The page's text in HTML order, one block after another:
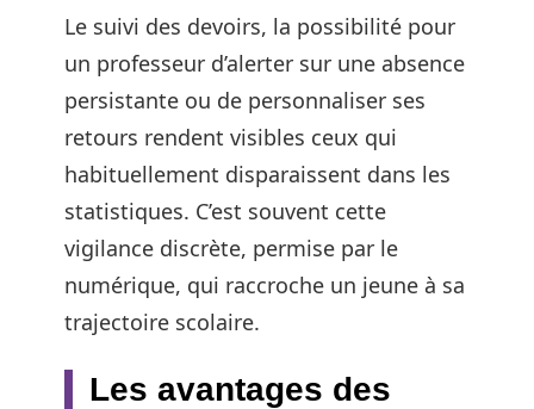
Le suivi des devoirs, la possibilité pour
un professeur d’alerter sur une absence
persistante ou de personnaliser ses
retours rendent visibles ceux qui
habituellement disparaissent dans les
statistiques. C’est souvent cette
vigilance discrète, permise par le
numérique, qui raccroche un jeune à sa
trajectoire scolaire.
Les avantages des